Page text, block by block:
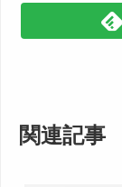
関連記事